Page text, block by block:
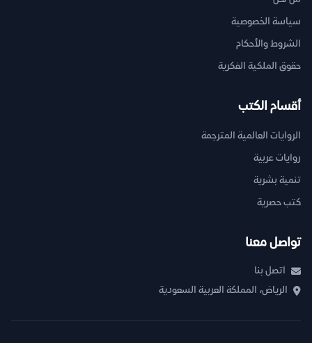
سياسة الخصوصية
الشروط والأحكام
حقوق الملكية الفكرية
أقسام الكتب
الروايات العالمية المترجمة
روايات عربية
تنمية بشرية
كتب حصرية
تواصل معنا
اتصل بنا
الرياض، المملكة العربية السعودية